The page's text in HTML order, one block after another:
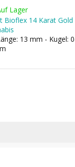
Lager
Bioflex 14 Karat Gold
13 mm - Kugel: